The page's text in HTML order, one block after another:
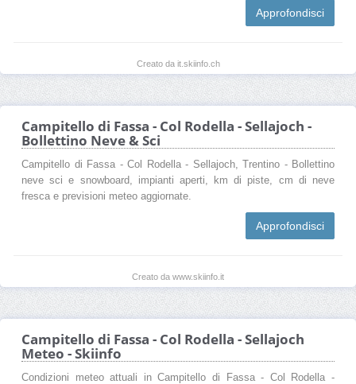
Approfondisci
Creato da it.skiinfo.ch
Campitello di Fassa - Col Rodella - Sellajoch -
Bollettino Neve & Sci
Campitello di Fassa - Col Rodella - Sellajoch, Trentino - Bollettino
neve sci e snowboard, impianti aperti, km di piste, cm di neve
fresca e previsioni meteo aggiornate.
Approfondisci
Creato da www.skiinfo.it
Campitello di Fassa - Col Rodella - Sellajoch
Meteo - Skiinfo
Condizioni meteo attuali in Campitello di Fassa - Col Rodella -